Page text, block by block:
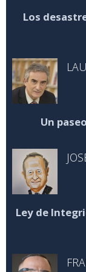
Los
Un
Ley de